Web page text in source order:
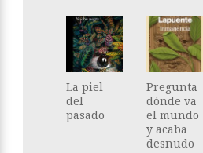
La piel
del
pasado
Pregunta
dónde va
el mundo
y acaba
desnudo